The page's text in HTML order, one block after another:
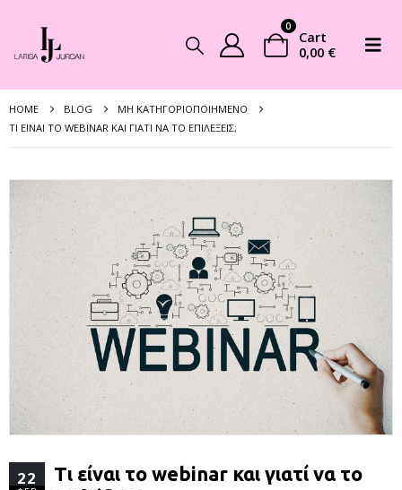
0
Cart
0,00 €
HOME BLOG
ΜΗ ΚΑΤΗΓΟΡΙΟΠΟΙΗΜΈΝΟ
ΤΙ ΕΊΝΑΙ ΤΟ WEBINAR ΚΑΙ ΓΙΑΤΊ ΝΑ ΤΟ ΕΠΙΛΈΞΕΙΣ;
22
Τι είναι το webinar και γιατί να το